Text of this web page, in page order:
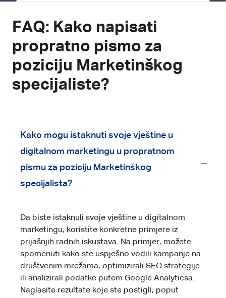
FAQ: Kako napisati
propratno pismo za
poziciju Marketinškog
specijaliste?
Kako mogu istaknuti svoje vještine u
digitalnom marketingu u propratnom
pismu za poziciju Marketinškog
specijalista?
Da biste istaknuli svoje vještine u digitalnom
marketingu, koristite konkretne primjere iz
prijašnjih radnih iskustava. Na primjer, možete
spomenuti kako ste uspješno vodili kampanje na
društvenim mrežama, optimizirali SEO strategije
ili analizirali podatke putem Google Analyticsa.
Naglasite rezultate koje ste postigli, poput